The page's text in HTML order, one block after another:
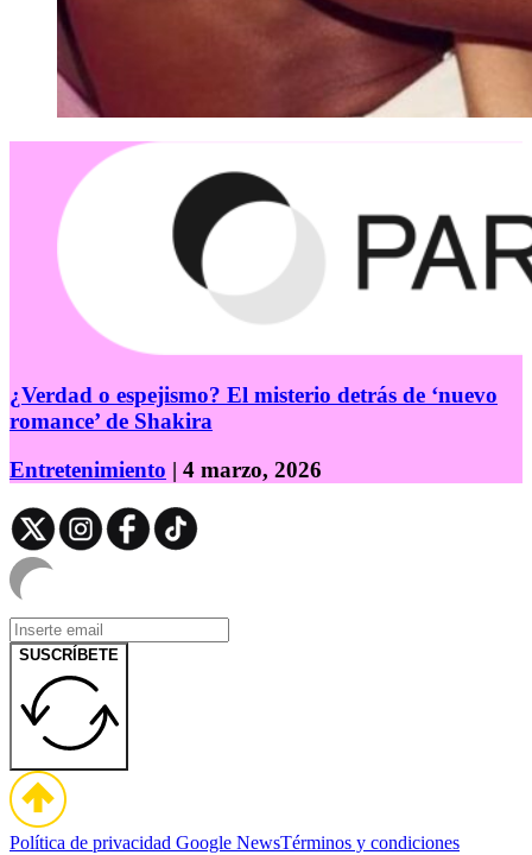
¿Verdad o espejismo? El misterio detrás de ‘nuevo
romance’ de Shakira
Entretenimiento | 4 marzo, 2026
SUSCRÍBETE
Política de privacidad Google NewsTérminos y condiciones